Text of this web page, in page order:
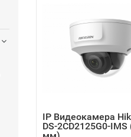
IP Видеокамера
DS-2CD2125G0-IMS